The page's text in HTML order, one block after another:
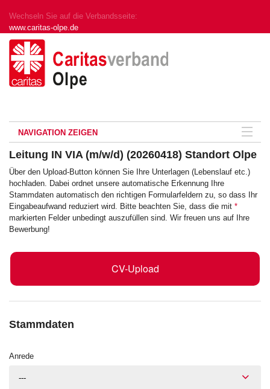
Wechseln Sie auf die Verbandsseite:
www.caritas-olpe.de
NAVIGATION ZEIGEN
Leitung IN VIA (m/w/d) (20260418) Standort Olpe
Über den Upload-Button können Sie Ihre Unterlagen (Lebenslauf etc.)
hochladen. Dabei ordnet unsere automatische Erkennung Ihre
Stammdaten automatisch den richtigen Formularfeldern zu, so dass Ihr
Eingabeaufwand reduziert wird. Bitte beachten Sie, dass die mit *
markierten Felder unbedingt auszufüllen sind. Wir freuen uns auf Ihre
Bewerbung!
CV-Upload
Stammdaten
Anrede
---